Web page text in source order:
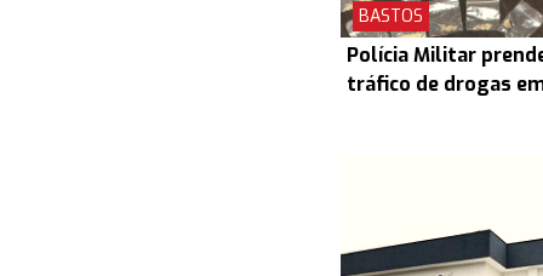
BASTOS
Polícia Militar
tráfico de drogas